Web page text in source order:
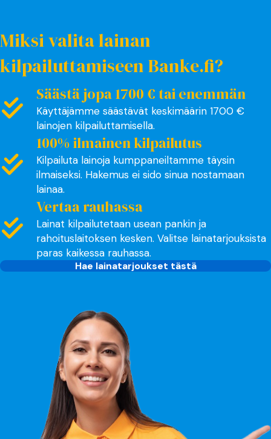
Miksi valita lainan
kilpailuttamiseen Banke.fi?
Säästä jopa 1700 € tai enemmän
Käyttäjämme säästävät keskimäärin 1700 €
lainojen kilpailuttamisella.
100% ilmainen kilpailutus
Kilpailuta lainoja kumppaneiltamme täysin
ilmaiseksi. Hakemus ei sido sinua nostamaan
lainaa.
Vertaa rauhassa
Lainat kilpailutetaan usean pankin ja
rahoituslaitoksen kesken. Valitse lainatarjouksista
paras kaikessa rauhassa.
Hae lainatarjoukset tästä